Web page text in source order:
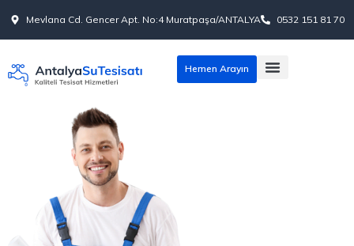
Mevlana Cd. Gencer Apt. No:4 Muratpaşa/ANTALYA 0532 151 81 70
Hemen Arayın